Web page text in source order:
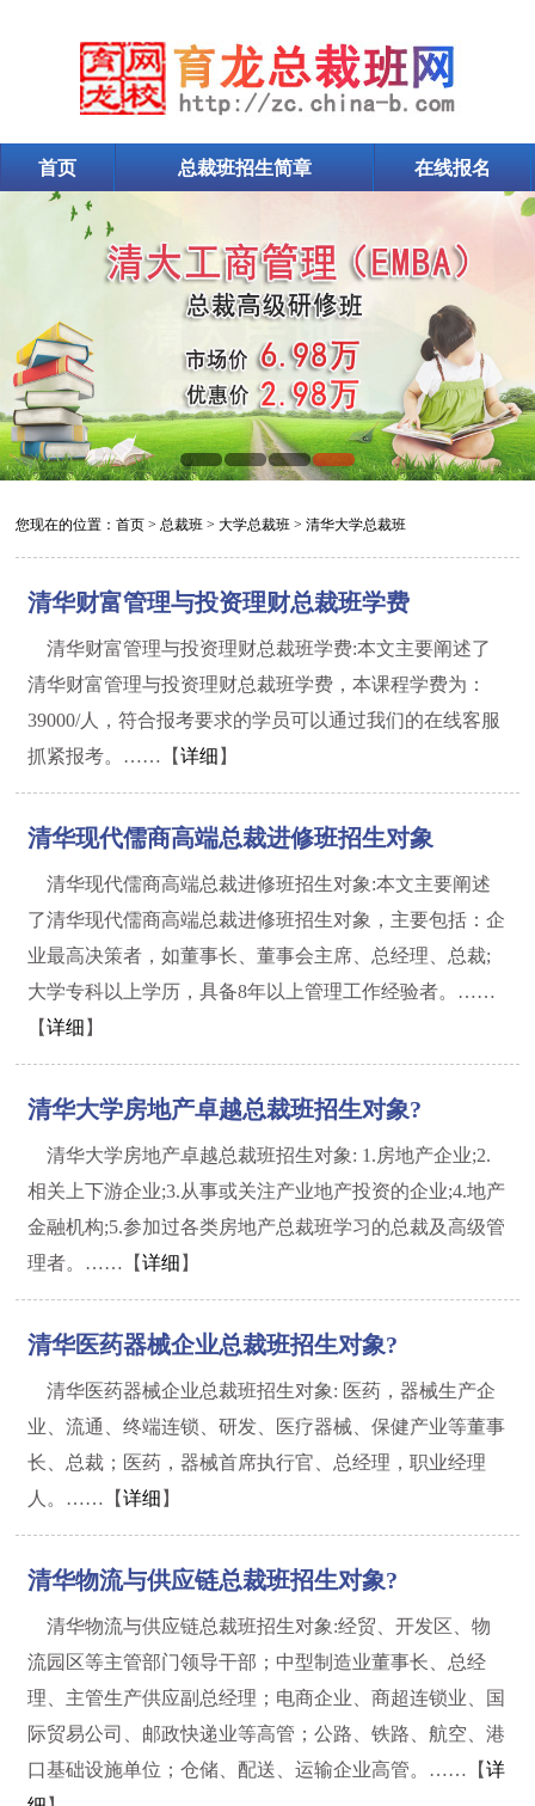
清华大学总裁班
首页 总裁班招生简章 在线报名
您现在的位置：首页 >总裁班 >大学总裁班 >清华大学总裁班
清华财富管理与投资理财总裁班学费
清华财富管理与投资理财总裁班学费:本文主要阐述了
清华财富管理与投资理财总裁班学费，本课程学费为：
39000/人，符合报考要求的学员可以通过我们的在线客服
抓紧报考。……【详细 】
清华现代儒商高端总裁进修班招生对象
清华现代儒商高端总裁进修班招生对象:本文主要阐述
了清华现代儒商高端总裁进修班招生对象，主要包括：企
业最高决策者，如董事长、董事会主席、总经理、总裁;
大学专科以上学历，具备8年以上管理工作经验者。……
【详细 】
清华大学房地产卓越总裁班招生对象?
清华大学房地产卓越总裁班招生对象: 1.房地产企业;2.
相关上下游企业;3.从事或关注产业地产投资的企业;4.地产
金融机构;5.参加过各类房地产总裁班学习的总裁及高级管
理者。……【详细 】
清华医药器械企业总裁班招生对象?
清华医药器械企业总裁班招生对象: 医药，器械生产企
业、流通、终端连锁、研发、医疗器械、保健产业等董事
长、总裁；医药，器械首席执行官、总经理，职业经理
人。……【详细 】
清华物流与供应链总裁班招生对象?
清华物流与供应链总裁班招生对象:经贸、开发区、物
流园区等主管部门领导干部；中型制造业董事长、总经
理、主管生产供应副总经理；电商企业、商超连锁业、国
际贸易公司、邮政快递业等高管；公路、铁路、航空、港
口基础设施单位；仓储、配送、运输企业高管。……【详